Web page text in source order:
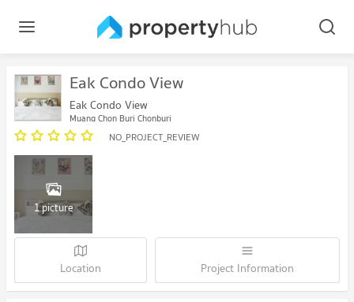
Eak Condo View
Eak Condo View
Muang Chon Buri Chonburi
NO_PROJECT_REVIEW
1 picture
Location Project Information